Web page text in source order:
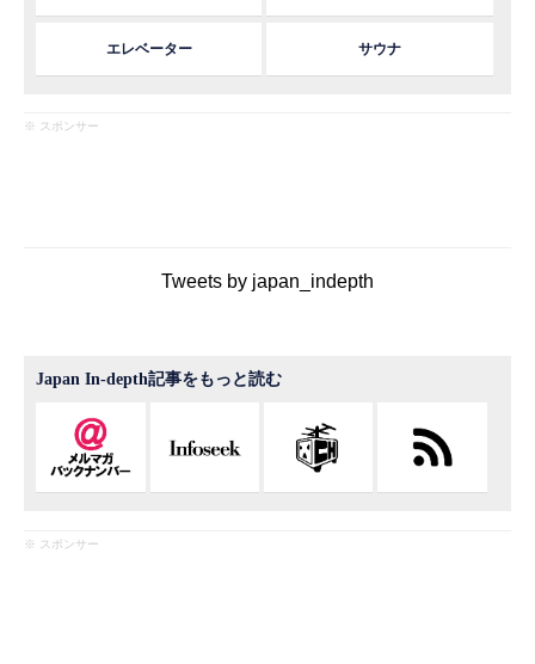
エレベーター サウナ
※ スポンサー
Tweets by japan_indepth
Japan In-depth記事をもっと読む
※ スポンサー